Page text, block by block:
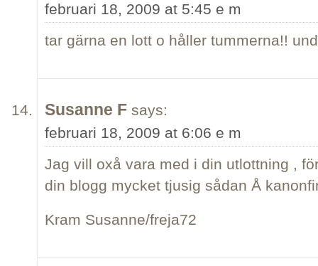
februari 18, 2009 at 5:45 e m
tar gärna en lott o håller tummerna!!
Susanne F says:
februari 18, 2009 at 6:06 e m
Jag vill oxå vara med i din utlottning ,
din blogg mycket tjusig sådan Å
Kram Susanne/freja72